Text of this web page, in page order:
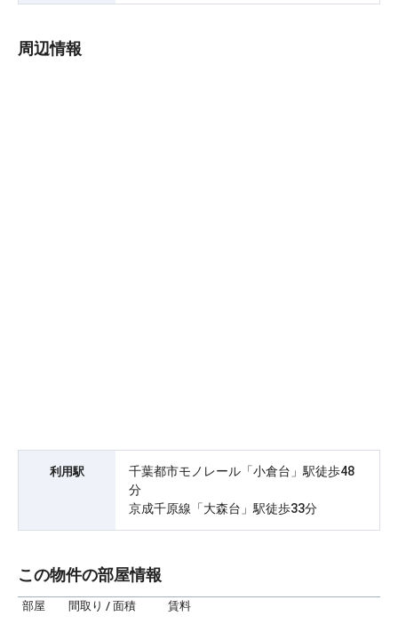
周辺情報
利用駅
千葉都市モノレール「小倉台」駅徒歩48
分
京成千原線「大森台」駅徒歩33分
この物件の部屋情報
部屋 間取り / 面積 賃料